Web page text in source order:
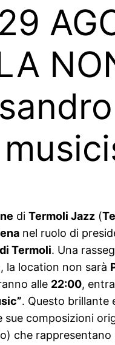
di Termoli Jazz (
nel ruolo di
Termoli. Una
la location non sarà
alle 22:00,
. Questo brillante
composizioni
che